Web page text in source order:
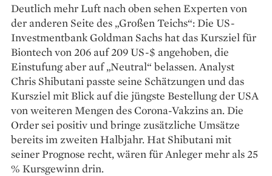
Deutlich mehr Luft nach oben sehen Experten von
der anderen Seite des „Großen Teichs“: Die US-
Investmentbank Goldman Sachs hat das Kursziel für
Biontech von 206 auf 209 US-$ angehoben, die
Einstufung aber auf „Neutral“ belassen. Analyst
Chris Shibutani passte seine Schätzungen und das
Kursziel mit Blick auf die jüngste Bestellung der USA
von weiteren Mengen des Corona-Vakzins an. Die
Order sei positiv und bringe zusätzliche Umsätze
bereits im zweiten Halbjahr. Hat Shibutani mit
seiner Prognose recht, wären für Anleger mehr als 25
% Kursgewinn drin.